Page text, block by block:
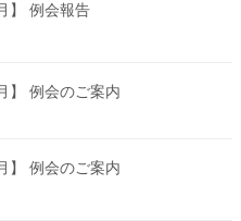
】 例会報告
】 例会のご案内
】 例会のご案内